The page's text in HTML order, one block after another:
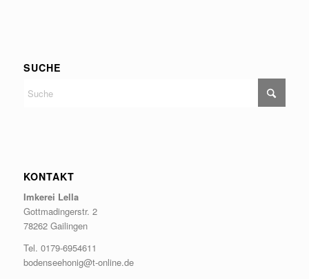
SUCHE
KONTAKT
Imkerei Lella
Gottmadingerstr. 2
78262 Gailingen
Tel. 0179-6954611
bodenseehonig@t-online.de